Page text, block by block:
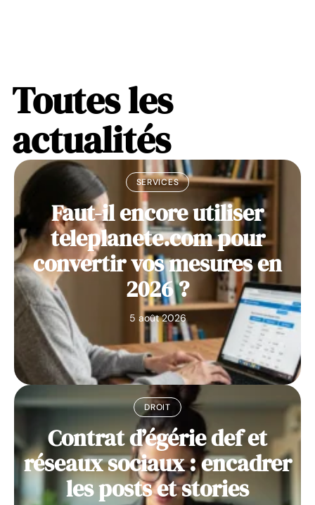
Toutes les
actualités
SERVICES
Faut-il encore utiliser
teleplanete.com pour
convertir vos mesures en
2026 ?
5 août 2026
DROIT
Contrat d’égérie def et
réseaux sociaux : encadrer
les posts et stories